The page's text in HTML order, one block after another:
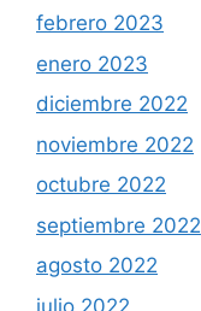
febrero 2023
enero 2023
diciembre 2022
noviembre 2022
octubre 2022
septiembre 2022
agosto 2022
julio 2022